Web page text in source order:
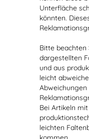
Unterfläche
könnten.
Bitte beachten
dargestellten
und aus
leicht
Bei Artikeln
leichten